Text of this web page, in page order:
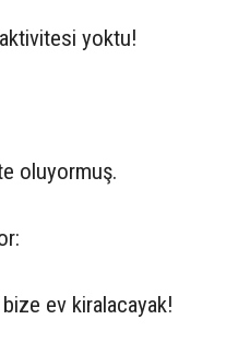
yoktu!
oluyormuş.
bize ev kiralacayak!